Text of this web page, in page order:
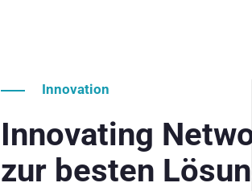
Innovation
Innovating
zur besten